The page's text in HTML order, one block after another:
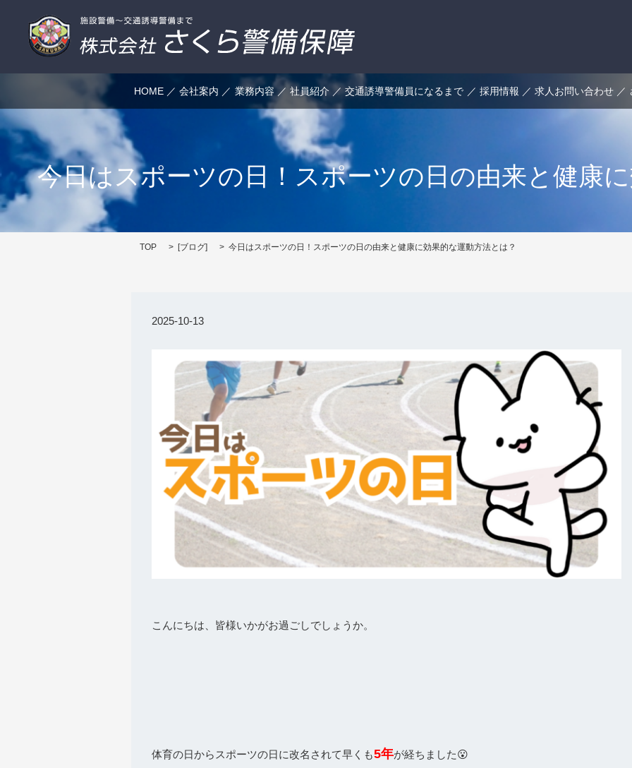
HOME 会社案内 業務内容 社員紹介 交通誘導警備員になるまで 採用情報 求人お問い合わせ
今日はスポーツの日！スポーツの日の由来と健康
TOP [ブログ] 今日はスポーツの日！スポーツの日の由来と健康に効果的な運動方法とは？
2025-10-13
こんにちは、皆様いかがお過ごしでしょうか。
体育の日からスポーツの日に改名されて早くも5年が経ちました😮